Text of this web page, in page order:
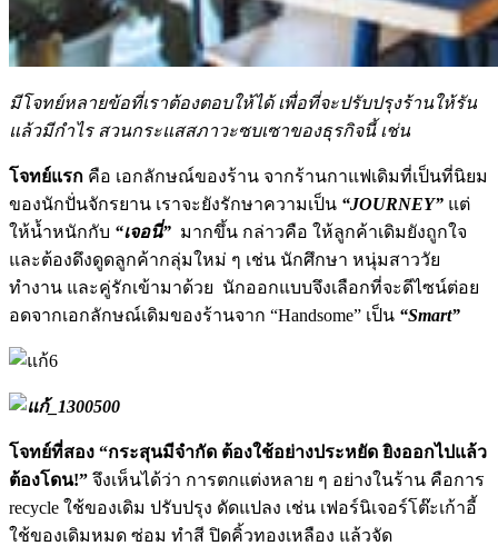
มีโจทย์หลายข้อที่เราต้องตอบให้ได้ เพื่อที่จะปรับปรุงร้านให้รัน
แล้วมีกำไร สวนกระแสสภาวะซบเซาของธุรกิจนี้ เช่น
โจทย์แรก คือ เอกลักษณ์ของร้าน จากร้านกาแฟเดิมที่เป็นที่นิยม
ของนักปั่นจักรยาน เราจะยังรักษาความเป็น “JOURNEY” แต่
ให้น้ำหนักกับ “เจอนี่” มากขึ้น กล่าวคือ ให้ลูกค้าเดิมยังถูกใจ
และต้องดึงดูดลูกค้ากลุ่มใหม่ ๆ เช่น นักศึกษา หนุ่มสาววัย
ทำงาน และคู่รักเข้ามาด้วย นักออกแบบจึงเลือกที่จะดีไซน์ต่อย
อดจากเอกลักษณ์เดิมของร้านจาก “Handsome” เป็น “Smart”
โจทย์ที่สอง “กระสุนมีจำกัด ต้องใช้อย่างประหยัด ยิงออกไปแล้ว
ต้องโดน!” จึงเห็นได้ว่า การตกแต่งหลาย ๆ อย่างในร้าน คือการ
recycle ใช้ของเดิม ปรับปรุง ดัดแปลง เช่น เฟอร์นิเจอร์โต๊ะเก้าอี้
ใช้ของเดิมหมด ซ่อม ทำสี ปิดคิ้วทองเหลือง แล้วจัด